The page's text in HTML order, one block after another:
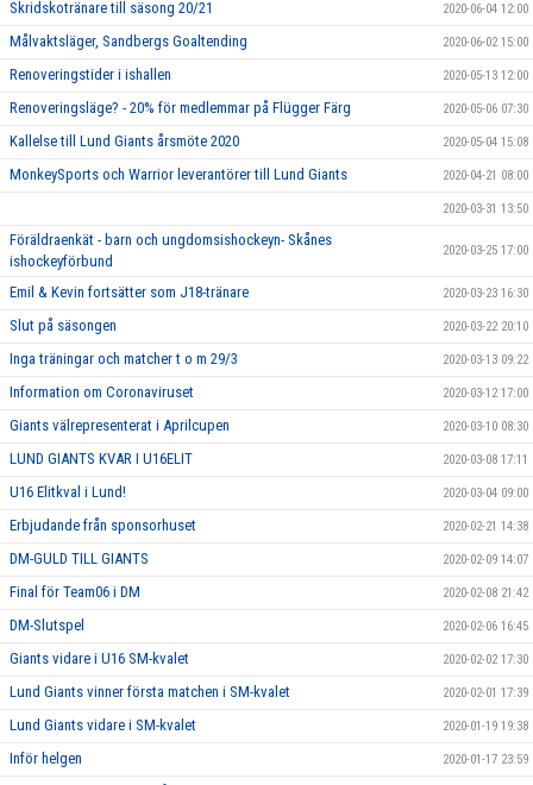
Skridskotränare till säsong 20/21 2020-06-04 12:00
Målvaktsläger, Sandbergs Goaltending 2020-06-02 15:00
Renoveringstider i ishallen 2020-05-13 12:00
Renoveringsläge? - 20% för medlemmar på Flügger Färg 2020-05-06 07:30
Kallelse till Lund Giants årsmöte 2020 2020-05-04 15:08
MonkeySports och Warrior leverantörer till Lund Giants 2020-04-21 08:00
2020-03-31 13:50
Föräldraenkät - barn och ungdomsishockeyn- Skånes
ishockeyförbund
2020-03-25 17:00
Emil & Kevin fortsätter som J18-tränare 2020-03-23 16:30
Slut på säsongen 2020-03-22 20:10
Inga träningar och matcher t o m 29/3 2020-03-13 09:22
Information om Coronaviruset 2020-03-12 17:00
Giants välrepresenterat i Aprilcupen 2020-03-10 08:30
LUND GIANTS KVAR I U16ELIT 2020-03-08 17:11
U16 Elitkval i Lund! 2020-03-04 09:00
Erbjudande från sponsorhuset 2020-02-21 14:38
DM-GULD TILL GIANTS 2020-02-09 14:07
Final för Team06 i DM 2020-02-08 21:42
DM-Slutspel 2020-02-06 16:45
Giants vidare i U16 SM-kvalet 2020-02-02 17:30
Lund Giants vinner första matchen i SM-kvalet 2020-02-01 17:39
Lund Giants vidare i SM-kvalet 2020-01-19 19:38
Inför helgen 2020-01-17 23:59